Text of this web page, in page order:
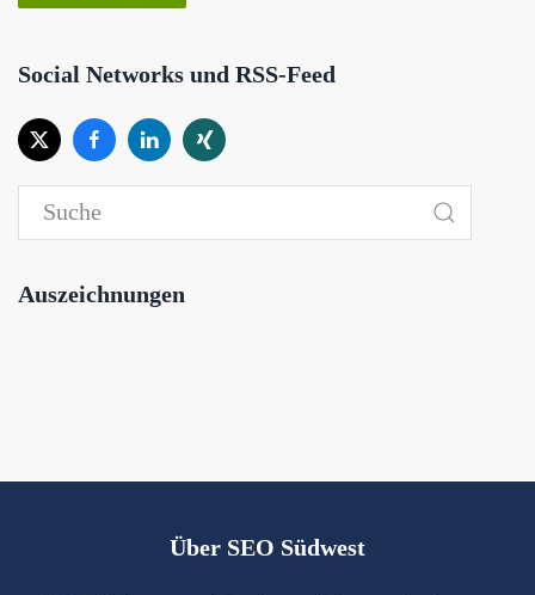
Social Networks und RSS-Feed
Auszeichnungen
Über SEO Südwest